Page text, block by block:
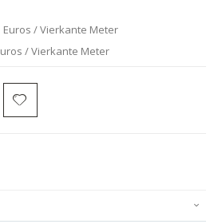
/ Vierkante Meter
/ Vierkante Meter